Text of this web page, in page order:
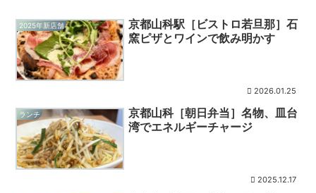
2025年新店舗
京都山科駅［ビストロ若旦那］石
窯ピザとワインで飲み明かす
2026.01.25
ランチ
京都山科［朝日弁当］名物、皿台
湾でエネルギーチャージ
2025.12.17